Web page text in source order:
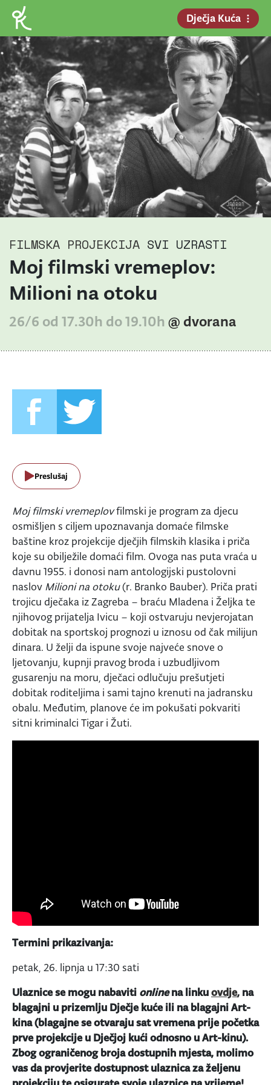
Dječja Kuća
FILMSKA PROJEKCIJA SVI UZRASTI
Moj filmski vremeplov:
Milioni na otoku
26/6 od 17.30h do 19.10h @ dvorana
Preslušaj
Moj filmski vremeplovfilmski je program za djecu
osmišljen s ciljem upoznavanja domaće filmske
baštine kroz projekcije dječjih filmskih klasika i priča
koje su obilježile domaći film. Ovoga nas puta vraća u
davnu 1955. i donosi nam antologijski pustolovni
naslov Milioni na otoku(r. Branko Bauber). Priča prati
trojicu dječaka iz Zagreba – braću Mladena i Željka te
njihovog prijatelja Ivicu – koji ostvaruju nevjerojatan
dobitak na sportskoj prognozi u iznosu od čak milijun
dinara. U želji da ispune svoje najveće snove o
ljetovanju, kupnji pravog broda i uzbudljivom
gusarenju na moru, dječaci odlučuju prešutjeti
dobitak roditeljima i sami tajno krenuti na jadransku
obalu. Međutim, planove će im pokušati pokvariti
sitni kriminalci Tigar i Žuti.
Termini prikazivanja:
petak, 26. lipnja u 17:30 sati
Ulaznice se mogu nabaviti onlinena linkuovdje, na
blagajni u prizemlju Dječje kuće ili na blagajni Art-
kina (blagajne se otvaraju sat vremena prije početka
prve projekcije u Dječjoj kući odnosno u Art-kinu).
Zbog ograničenog broja dostupnih mjesta, molimo
vas da provjerite dostupnost ulaznica za željenu